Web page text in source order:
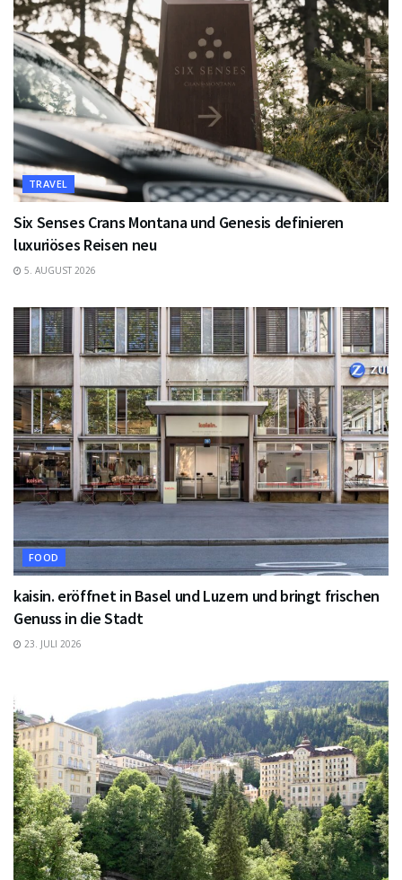
TRAVEL
Six Senses Crans Montana und Genesis definieren
luxuriöses Reisen neu
5. AUGUST 2026
FOOD
kaisin. eröffnet in Basel und Luzern und bringt frischen
Genuss in die Stadt
23. JULI 2026